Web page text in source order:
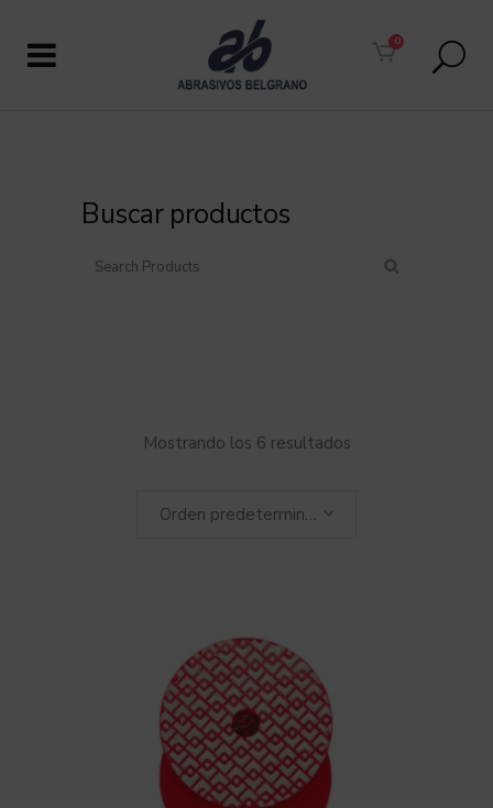
0
Buscar productos
Mostrando los 6 resultados
Orden predeterminado